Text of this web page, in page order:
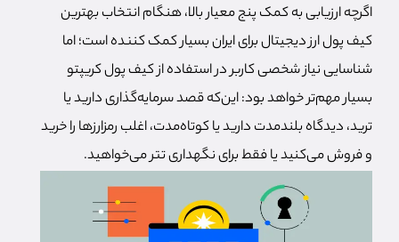
اگرچه ارزیابی به کمک پنج معیار بالا، هنگام انتخاب بهترین
کیف پول ارز دیجیتال برای ایران بسیار کمک کننده است؛ اما
شناسایی نیاز شخصی کاربر در استفاده از کیف پول کریپتو
بسیار مهم‌تر خواهد بود: این‌که قصد سرمایه‌گذاری دارید یا
ترید، دیدگاه بلندمدت دارید یا کوتاه‌مدت، اغلب رمزارزها را خرید
و فروش می‌کنید یا فقط برای نگهداری تتر می‌خواهید.